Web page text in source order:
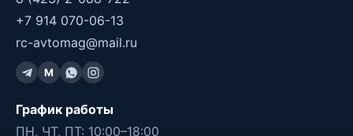
+7 914 070-06-13
rc-avtomag@mail.ru
M
График работы
ПН, ЧТ, ПТ: 10:00–18:00